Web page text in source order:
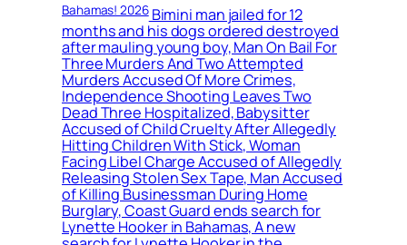
Bahamas! 2026Bimini man jailed for 12
months and his dogs ordered destroyed
after mauling young boy, Man On Bail For
Three Murders And Two Attempted
Murders Accused Of More Crimes,
Independence Shooting Leaves Two
Dead Three Hospitalized, Babysitter
Accused of Child Cruelty After Allegedly
Hitting Children With Stick, Woman
Facing Libel Charge Accused of Allegedly
Releasing Stolen Sex Tape, Man Accused
of Killing Businessman During Home
Burglary, Coast Guard ends search for
Lynette Hooker in Bahamas, A new